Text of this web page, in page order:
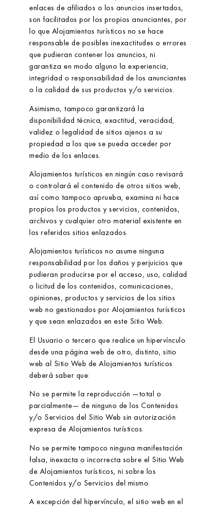
enlaces de afiliados o los anuncios insertados,
son facilitados por los propios anunciantes, por
lo que Alojamientos turísticos no se hace
responsable de posibles inexactitudes o errores
que pudieran contener los anuncios, ni
garantiza en modo alguno la experiencia,
integridad o responsabilidad de los anunciantes
o la calidad de sus productos y/o servicios.
Asimismo, tampoco garantizará la
disponibilidad técnica, exactitud, veracidad,
validez o legalidad de sitios ajenos a su
propiedad a los que se pueda acceder por
medio de los enlaces.
Alojamientos turísticos en ningún caso revisará
o controlará el contenido de otros sitios web,
así como tampoco aprueba, examina ni hace
propios los productos y servicios, contenidos,
archivos y cualquier otro material existente en
los referidos sitios enlazados.
Alojamientos turísticos no asume ninguna
responsabilidad por los daños y perjuicios que
pudieran producirse por el acceso, uso, calidad
o licitud de los contenidos, comunicaciones,
opiniones, productos y servicios de los sitios
web no gestionados por Alojamientos turísticos
y que sean enlazados en este Sitio Web.
El Usuario o tercero que realice un hipervínculo
desde una página web de otro, distinto, sitio
web al Sitio Web de Alojamientos turísticos
deberá saber que:
No se permite la reproducción —total o
parcialmente— de ninguno de los Contenidos
y/o Servicios del Sitio Web sin autorización
expresa de Alojamientos turísticos.
No se permite tampoco ninguna manifestación
falsa, inexacta o incorrecta sobre el Sitio Web
de Alojamientos turísticos, ni sobre los
Contenidos y/o Servicios del mismo.
A excepción del hipervínculo, el sitio web en el